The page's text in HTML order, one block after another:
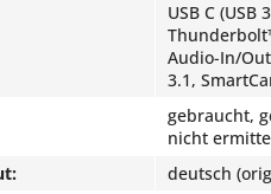
USB C (USB
Audio-In/
3.1,
gebraucht,
nicht
deutsch